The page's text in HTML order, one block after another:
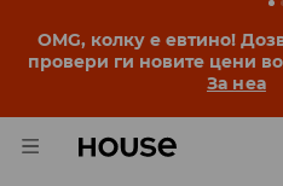
OMG, колку е евтино!
провери ги новите
За неа